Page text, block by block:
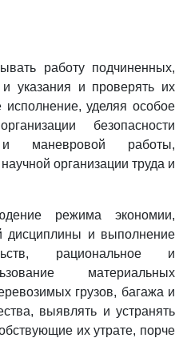
работу подчиненных,
и указания и проверять их
уделяя особое
безопасности
маневровой работы,
организации труда и
режима экономии,
дисциплины и выполнение
рациональное и
материальных
грузов, багажа и
выявлять и устранять
их утрате, порче